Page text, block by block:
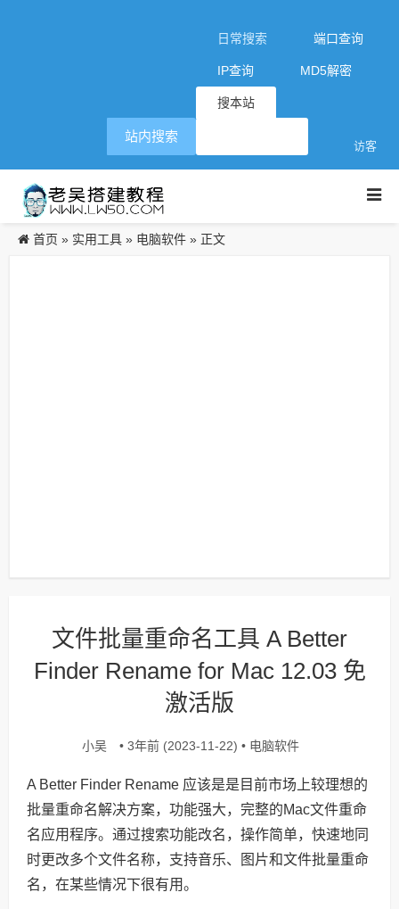
日常搜索 端口查询
IP查询 MD5解密
搜本站
访客
站内搜索
首页 » 实用工具 » 电脑软件 » 正文
文件批量重命名工具 A Better
Finder Rename for Mac 12.03 免
激活版
小吴 • 3年前 (2023-11-22) • 电脑软件
A Better Finder Rename 应该是是目前市场上较理想的
批量重命名解决方案，功能强大，完整的Mac文件重命
名应用程序。通过搜索功能改名，操作简单，快速地同
时更改多个文件名称，支持音乐、图片和文件批量重命
名，在某些情况下很有用。